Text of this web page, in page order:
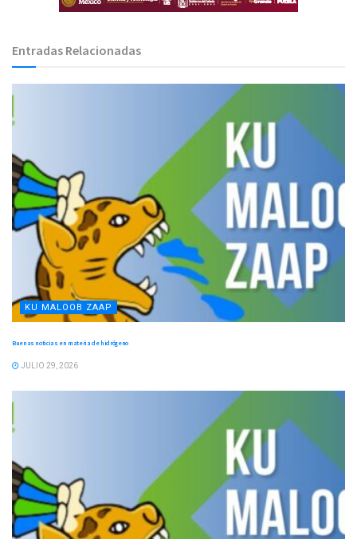
Entradas Relacionadas
KU MALOOB ZAAP
Buenas noticias en materia de hidrógeno
JULIO 29, 2026